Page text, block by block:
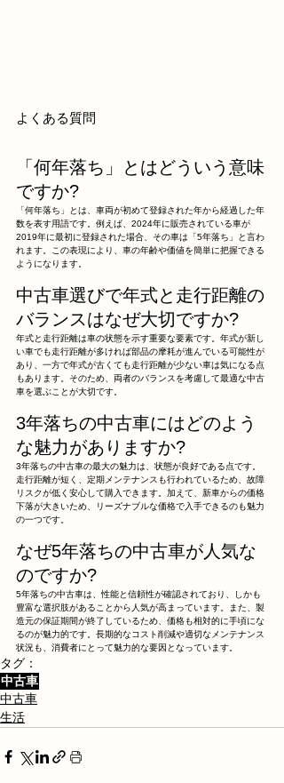
よくある質問
「何年落ち」とはどういう意味
ですか?
「何年落ち」とは、車両が初めて登録された年から経過した年
数を表す用語です。例えば、2024年に販売されている車が
2019年に最初に登録された場合、その車は「5年落ち」と言わ
れます。この表現により、車の年齢や価値を簡単に把握できる
ようになります。
中古車選びで年式と走行距離の
バランスはなぜ大切ですか?
年式と走行距離は車の状態を示す重要な要素です。年式が新し
い車でも走行距離が多ければ部品の摩耗が進んでいる可能性が
あり、一方で年式が古くても走行距離が少ない車は気になる点
もあります。そのため、両者のバランスを考慮して最適な中古
車を選ぶことが大切です。
3年落ちの中古車にはどのよう
な魅力がありますか?
3年落ちの中古車の最大の魅力は、状態が良好である点です。
走行距離が短く、定期メンテナンスも行われているため、故障
リスクが低く安心して購入できます。加えて、新車からの価格
下落が大きいため、リーズナブルな価格で入手できるのも魅力
の一つです。
なぜ5年落ちの中古車が人気な
のですか?
5年落ちの中古車は、性能と信頼性が確認されており、しかも
豊富な選択肢があることから人気が高まっています。また、製
造元の保証期間が終了しているため、価格も相対的に手頃にな
るのが魅力的です。長期的なコスト削減や適切なメンテナンス
状況も、消費者にとって魅力的な要因となっています。
タグ：
中古車
中古車
生活